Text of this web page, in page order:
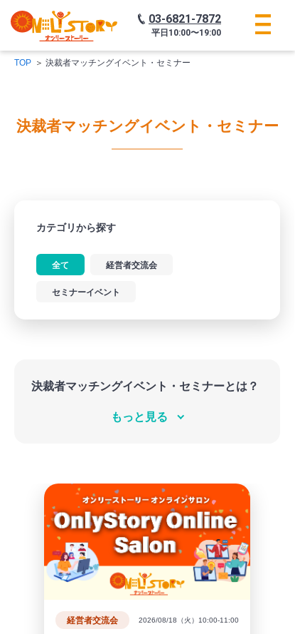
03-6821-7872
平日 10:00〜19:00
TOP 決裁者マッチングイベント・セミナー
決裁者マッチングイベント・セミナー
カテゴリから探す
全て 経営者交流会
セミナーイベント
決裁者マッチングイベント・セミナーとは？
大手企業へのプレゼン会や、決裁者向けのセミナ
もっと見る
経営者交流会 2026/08/18（火）10:00-11:00